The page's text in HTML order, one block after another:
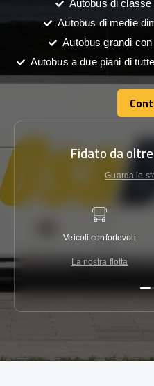
Autobus di
Autobus di medie
Autobus grandi
Autobus a due piani di
Fidato da oltre
Guarda le
Veicoli confortevoli
La nostra flotta